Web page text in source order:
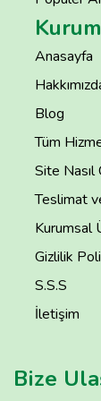
Anasayfa
Blog
Tüm
Site Nasıl
Teslimat
Kurumsal
Gizlilik
S.S.S
İletişim
Bize